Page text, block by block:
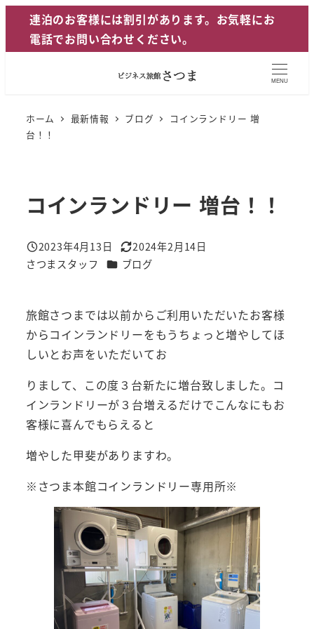
ン
連泊のお客様には割引があります。お気軽にお
電話でお問い合わせください。
MENU
ホーム 最新情報 ブログ
コインランドリー 増
台！！
コインランドリー 増台！！
投稿日
2023年4月13日
更新日
2024年2月14日
著
さつまスタッフ カテゴリー
ブログ
旅館さつまでは以前からご利用いただいたお客様
からコインランドリーをもうちょっと増やしてほ
しいとお声をいただいてお
りまして、この度３台新たに増台致しました。コ
インランドリーが３台増えるだけでこんなにもお
客様に喜んでもらえると
増やした甲斐がありますわ。
※さつま本館コインランドリー専用所※